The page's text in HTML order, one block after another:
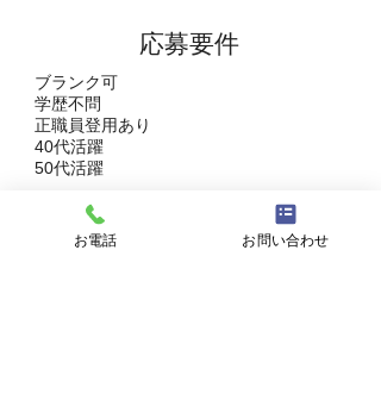
​応募要件
ブランク可
学歴不問
正職員登用あり
40代活躍
50代活躍
作業療法士
普通自動車運転免許
年齢69歳以下（定年を上限）
お電話 お問い合わせ